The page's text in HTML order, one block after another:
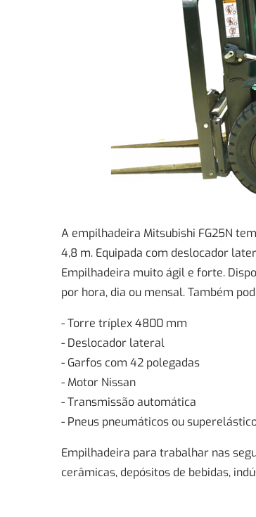
A empilhadeira Mitsubishi FG25N
4,8 m. Equipada com deslocador
Empilhadeira muito ágil e forte.
por hora, dia ou mensal. Também
- Torre tríplex 4800 mm
- Deslocador lateral
- Garfos com 42 polegadas
- Motor Nissan
- Transmissão automática
- Pneus pneumáticos ou
Empilhadeira para trabalhar nas
cerâmicas, depósitos de bebidas,